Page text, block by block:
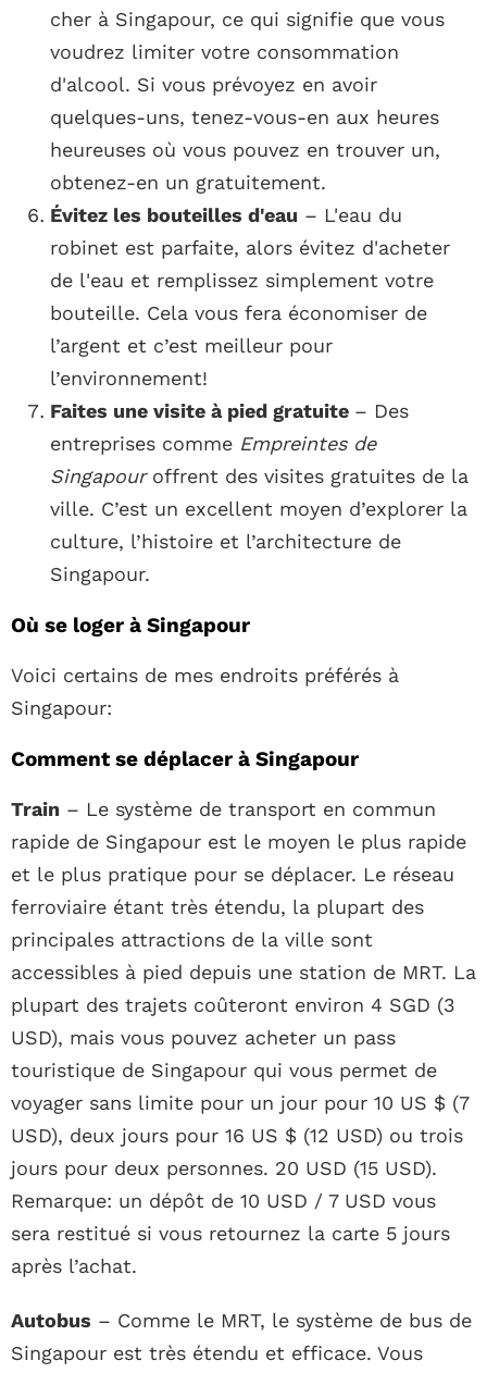
cher à Singapour, ce qui signifie que vous
voudrez limiter votre consommation
d'alcool. Si vous prévoyez en avoir
quelques-uns, tenez-vous-en aux heures
heureuses où vous pouvez en trouver un,
obtenez-en un gratuitement.
Évitez les bouteilles d'eau – L'eau du
robinet est parfaite, alors évitez d'acheter
de l'eau et remplissez simplement votre
bouteille. Cela vous fera économiser de
l’argent et c’est meilleur pour
l’environnement!
Faites une visite à pied gratuite – Des
entreprises comme Empreintes de
Singapouroffrent des visites gratuites de la
ville. C’est un excellent moyen d’explorer la
culture, l’histoire et l’architecture de
Singapour.
Où se loger à Singapour
Voici certains de mes endroits préférés à
Singapour:
Comment se déplacer à Singapour
Train – Le système de transport en commun
rapide de Singapour est le moyen le plus rapide
et le plus pratique pour se déplacer. Le réseau
ferroviaire étant très étendu, la plupart des
principales attractions de la ville sont
accessibles à pied depuis une station de MRT. La
plupart des trajets coûteront environ 4 SGD (3
USD), mais vous pouvez acheter un pass
touristique de Singapour qui vous permet de
voyager sans limite pour un jour pour 10 US $ (7
USD), deux jours pour 16 US $ (12 USD) ou trois
jours pour deux personnes. 20 USD (15 USD).
Remarque: un dépôt de 10 USD / 7 USD vous
sera restitué si vous retournez la carte 5 jours
après l’achat.
Autobus – Comme le MRT, le système de bus de
Singapour est très étendu et efficace. Vous